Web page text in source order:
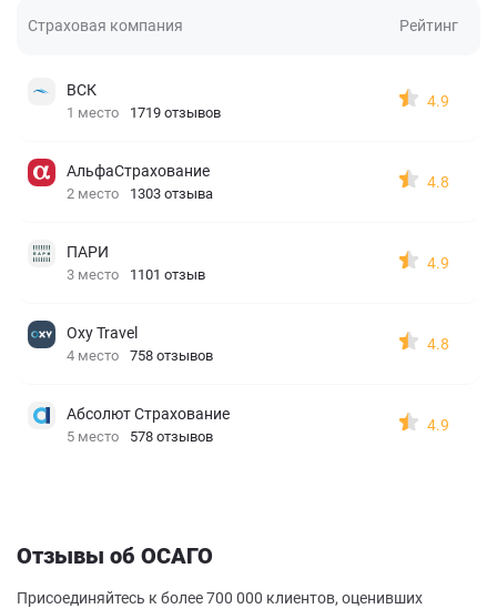
Страховая компания Рейтинг
ВСК
1 место 1719 отзывов
4.9
АльфаСтрахование
2 место 1303 отзыва
4.8
ПАРИ
3 место 1101 отзыв
4.9
Oxy Travel
4 место 758 отзывов
4.8
Абсолют Страхование
5 место 578 отзывов
4.9
Отзывы об ОСАГО
Присоединяйтесь к более 700 000 клиентов, оценивших